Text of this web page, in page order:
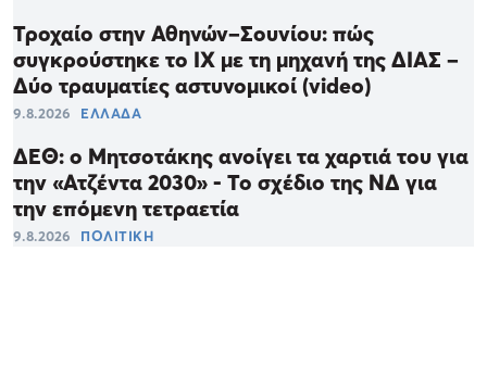
Τροχαίο στην Αθηνών–Σουνίου: πώς
συγκρούστηκε το ΙΧ με τη μηχανή της ΔΙΑΣ –
Δύο τραυματίες αστυνομικοί (video)
9.8.2026 ΕΛΛΑΔΑ
ΔΕΘ: ο Μητσοτάκης ανοίγει τα χαρτιά του για
την «Ατζέντα 2030» - Το σχέδιο της ΝΔ για
την επόμενη τετραετία
9.8.2026 ΠΟΛΙΤΙΚΗ